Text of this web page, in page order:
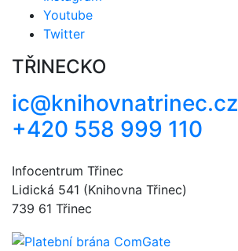
Youtube
Twitter
TŘINECKO
ic@knihovnatrinec.cz
+420 558 999 110
Infocentrum Třinec
Lidická 541 (Knihovna Třinec)
739 61 Třinec